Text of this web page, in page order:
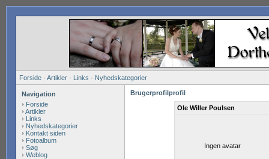
Forside · Artikler · Links · Nyhedskategorier
Navigation
Forside
Artikler
Links
Nyhedskategorier
Kontakt siden
Fotoalbum
Søg
Weblog
Brugerprofilprofil
Ole Willer Poulsen
Ingen avatar